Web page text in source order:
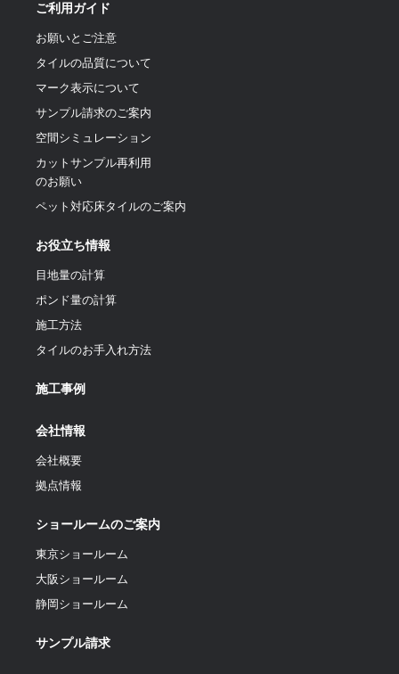
ご利用ガイド
お願いとご注意
タイルの品質について
マーク表示について
サンプル請求のご案内
空間シミュレーション
カットサンプル再利用
のお願い
ペット対応床タイルのご案内
お役立ち情報
目地量の計算
ポンド量の計算
施工方法
タイルのお手入れ方法
施工事例
会社情報
会社概要
拠点情報
ショールームのご案内
東京ショールーム
大阪ショールーム
静岡ショールーム
サンプル請求